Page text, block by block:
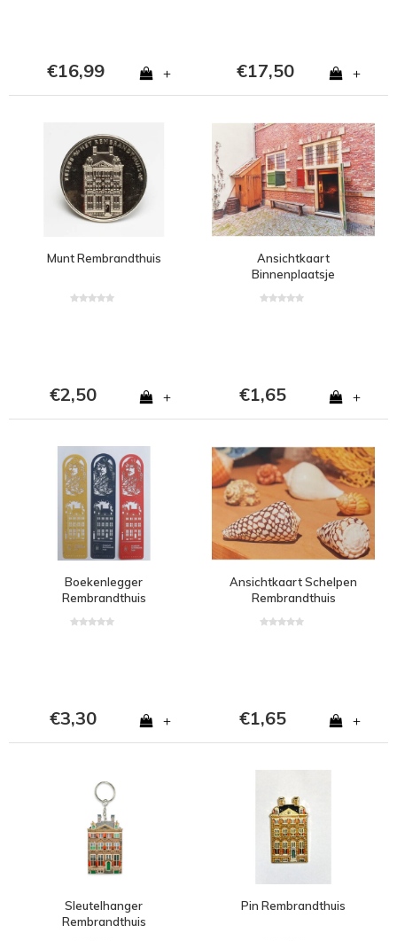
€16,99 + €17,50 +
Munt Rembrandthuis
€2,50 +
Ansichtkaart
Binnenplaatsje
€1,65 +
Boekenlegger
Rembrandthuis
€3,30 +
Ansichtkaart Schelpen
Rembrandthuis
€1,65 +
Sleutelhanger
Rembrandthuis
Pin Rembrandthuis